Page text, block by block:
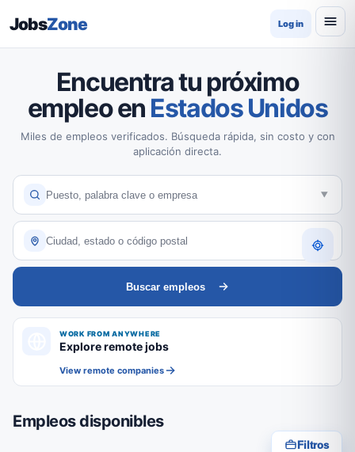
JobsZone Log in
Encuentra tu próximo
empleo en Estados Unidos
Miles de empleos verificados. Búsqueda rápida, sin costo y con
aplicación directa.
Buscar empleos
WORK FROM ANYWHERE
Explore remote jobs
View remote companies
Empleos disponibles
Filtros